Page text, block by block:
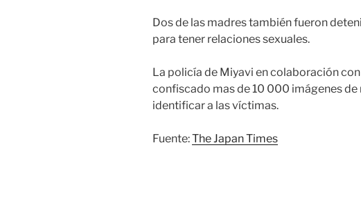
Dos de las madres también fueron
para tener relaciones sexuales.
La policía de Miyavi en colaboración
confiscado mas de 10 000 imágenes de
identificar a las víctimas.
Fuente:The Japan Times